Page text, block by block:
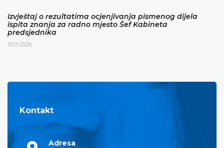
Izvještaj o rezultatima ocjenjivanja pismenog dijela
ispita znanja za radno mjesto Šef Kabineta
predsjednika
15.01.2026.
Kontakt
Adresa